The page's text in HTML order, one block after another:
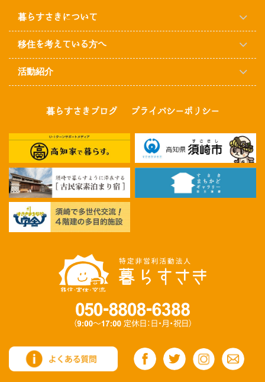
暮らすさきについて
移住を考えている方へ
活動紹介
暮らすさきブログ プライバシーポリシー